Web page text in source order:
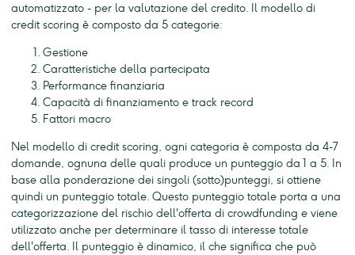
automatizzato - per la valutazione del credito. Il modello di
credit scoring è composto da 5 categorie:
Gestione
Caratteristiche della partecipata
Performance finanziaria
Capacità di finanziamento e track record
Fattori macro
Nel modello di credit scoring, ogni categoria è composta da 4-7
domande, ognuna delle quali produce un punteggio da 1 a 5. In
base alla ponderazione dei singoli (sotto)punteggi, si ottiene
quindi un punteggio totale. Questo punteggio totale porta a una
categorizzazione del rischio dell'offerta di crowdfunding e viene
utilizzato anche per determinare il tasso di interesse totale
dell'offerta. Il punteggio è dinamico, il che significa che può